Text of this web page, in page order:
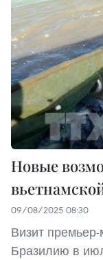
Новые
09/08/2025 08:30
Визит
Бразилию в